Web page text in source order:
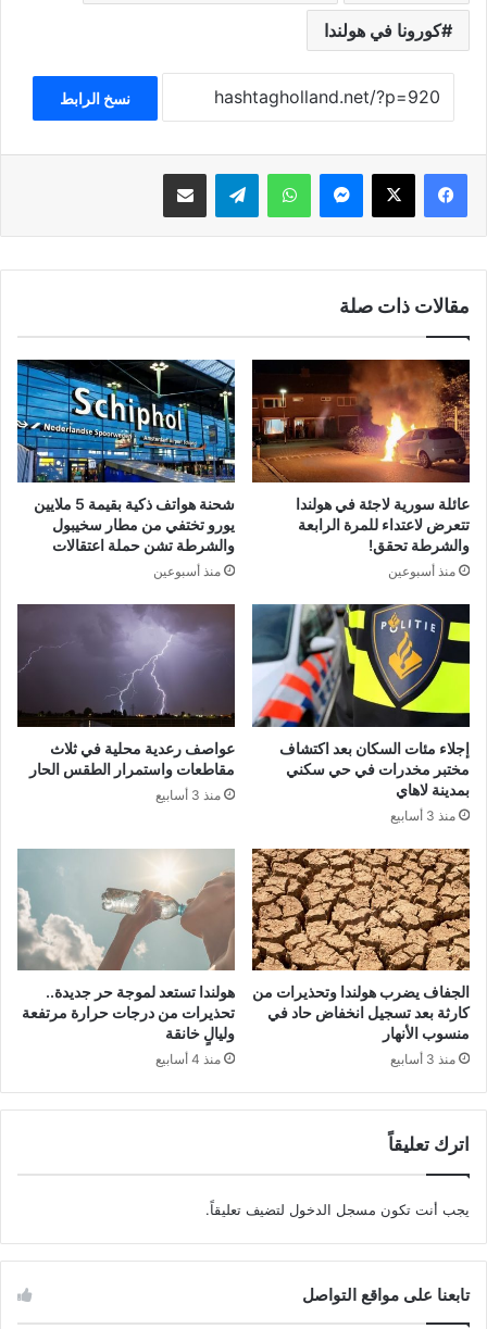
كورونا في هولندا
نسخ الرابط
فيسبوك ‫X ماسنجر واتساب تيلقرام مشاركة عبر البريد
مقالات ذات صلة
عائلة سورية لاجئة في هولندا
تتعرض لاعتداء للمرة الرابعة
والشرطة تحقق!
منذ أسبوعين
شحنة هواتف ذكية بقيمة 5 ملايين
يورو تختفي من مطار سخيبول
والشرطة تشن حملة اعتقالات
منذ أسبوعين
إجلاء مئات السكان بعد اكتشاف
مختبر مخدرات في حي سكني
بمدينة لاهاي
منذ 3 أسابيع
عواصف رعدية محلية في ثلاث
مقاطعات واستمرار الطقس الحار
منذ 3 أسابيع
الجفاف يضرب هولندا وتحذيرات من
كارثة بعد تسجيل انخفاض حاد في
منسوب الأنهار
منذ 3 أسابيع
هولندا تستعد لموجة حر جديدة..
تحذيرات من درجات حرارة مرتفعة
وليالٍ خانقة
منذ 4 أسابيع
اترك تعليقاً
يجب أنت تكون مسجل الدخول لتضيف تعليقاً.
تابعنا على مواقع التواصل